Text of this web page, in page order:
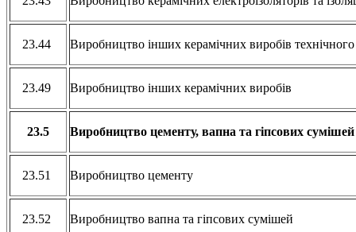
23.44 Виробництво інших керамічних виробів
23.49 Виробництво інших керамічних виробів
23.5 Виробництво цементу, вапна та гіпсових сумішей
23.51 Виробництво цементу
23.52 Виробництво вапна та гіпсових сумішей